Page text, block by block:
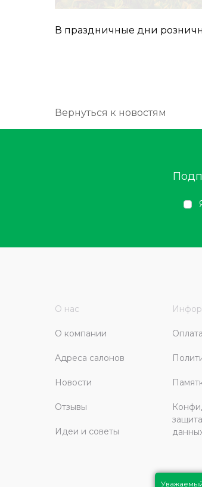
В праздничные дни
Вернуться к новостям
О нас
О компании
Адреса салонов
Новости
Отзывы
Идеи и советы
Оплата